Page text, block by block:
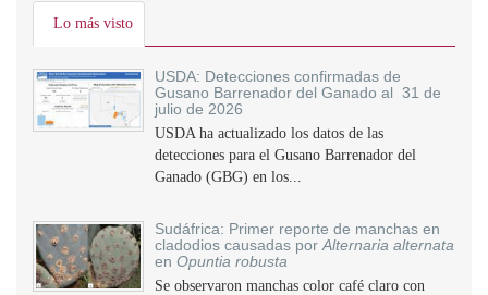
Lo más visto
USDA: Detecciones confirmadas de
Gusano Barrenador del Ganado al 31 de
julio de 2026
USDA ha actualizado los datos de las
detecciones para el Gusano Barrenador del
Ganado (GBG) en los...
Sudáfrica: Primer reporte de manchas en
cladodios causadas por Alternaria alternata
en Opuntia robusta
Se observaron manchas color café claro con